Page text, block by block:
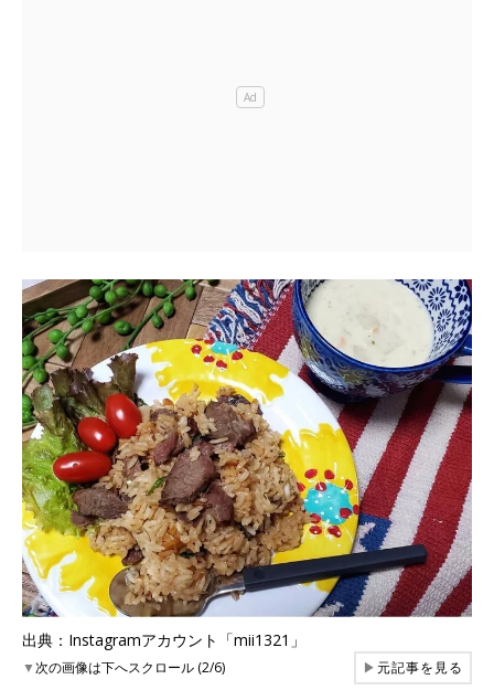
出典：Instagramアカウント「mii1321」
▼次の画像は下へスクロール (2/6) ▶元記事を見る